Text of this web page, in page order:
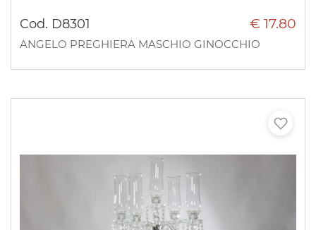
Cod. D8301 € 17.80
ANGELO PREGHIERA MASCHIO GINOCCHIO